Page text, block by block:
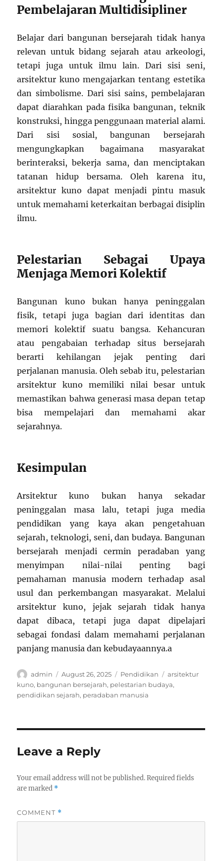
Pembelajaran Multidisipliner
Belajar dari bangunan bersejarah tidak hanya
relevan untuk bidang sejarah atau arkeologi,
tetapi juga untuk ilmu lain. Dari sisi seni,
arsitektur kuno mengajarkan tentang estetika
dan simbolisme. Dari sisi sains, pembelajaran
dapat diarahkan pada fisika bangunan, teknik
konstruksi, hingga penggunaan material alami.
Dari sisi sosial, bangunan bersejarah
mengungkapkan bagaimana masyarakat
berinteraksi, bekerja sama, dan menciptakan
tatanan hidup bersama. Oleh karena itu,
arsitektur kuno dapat menjadi pintu masuk
untuk memahami keterkaitan berbagai disiplin
ilmu.
Pelestarian Sebagai Upaya
Menjaga Memori Kolektif
Bangunan kuno bukan hanya peninggalan
fisik, tetapi juga bagian dari identitas dan
memori kolektif suatu bangsa. Kehancuran
atau pengabaian terhadap situs bersejarah
berarti kehilangan jejak penting dari
perjalanan manusia. Oleh sebab itu, pelestarian
arsitektur kuno memiliki nilai besar untuk
memastikan bahwa generasi masa depan tetap
bisa mempelajari dan memahami akar
sejarahnya.
Kesimpulan
Arsitektur kuno bukan hanya sekadar
peninggalan masa lalu, tetapi juga media
pendidikan yang kaya akan pengetahuan
sejarah, teknologi, seni, dan budaya. Bangunan
bersejarah menjadi cermin peradaban yang
menyimpan nilai-nilai penting bagi
pemahaman manusia modern terhadap asal
usul dan perkembangan masyarakat. Melalui
arsitektur kuno, jejak sejarah tidak hanya
dapat dibaca, tetapi juga dapat dipelajari
sebagai fondasi dalam memahami perjalanan
panjang manusia dan kebudayaannya.a
Author
admin
Posted
on
August 26, 2025 Categories
Pendidikan Tags
arsitektur
kuno, bangunan bersejarah, pelestarian budaya,
pendidikan sejarah, peradaban manusia
Leave a Reply
Your email address will not be published. Required fields
are marked *
COMMENT *